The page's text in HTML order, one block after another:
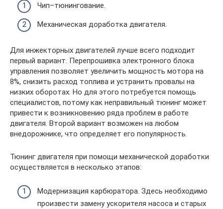
Чип–тюнингование.
Механическая доработка двигателя.
Для инжекторных двигателей лучше всего подходит
первый вариант. Перепрошивка электронного блока
управления позволяет увеличить мощность мотора на
8%, снизить расход топлива и устранить провалы на
низких оборотах. Но для этого потребуется помощь
специалистов, потому как неправильный тюнинг может
привести к возникновению ряда проблем в работе
двигателя. Второй вариант возможен на любом
внедорожнике, что определяет его популярность.
Тюнинг двигателя при помощи механической доработки
осуществляется в несколько этапов:
Модернизация карбюратора. Здесь необходимо
произвести замену ускорителя насоса и старых